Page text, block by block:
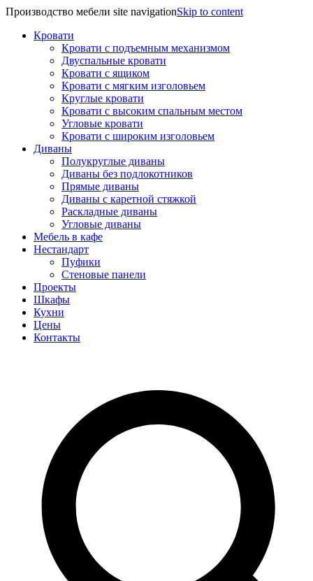
Производство мебели site navigationSkip to content
Кровати
Кровати с подъемным механизмом
Двуспальные кровати
Кровати с ящиком
Кровати с мягким изголовьем
Круглые кровати
Кровати с высоким спальным местом
Угловые кровати
Кровати с широким изголовьем
Диваны
Полукруглые диваны
Диваны без подлокотников
Прямые диваны
Диваны с каретной стяжкой
Раскладные диваны
Угловые диваны
Мебель в кафе
Нестандарт
Пуфики
Стеновые панели
Проекты
Шкафы
Кухни
Цены
Контакты